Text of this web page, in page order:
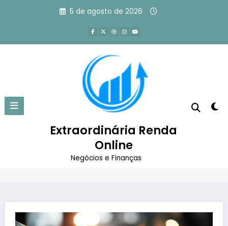
5 de agosto de 2026
Extraordinária Renda
Online
Negócios e Finanças
Como escrever headlines
irresistíveis e converter mais?
Página inicial
Marketing Digital
Como escrever headlines irresistíveis e converter
mais?